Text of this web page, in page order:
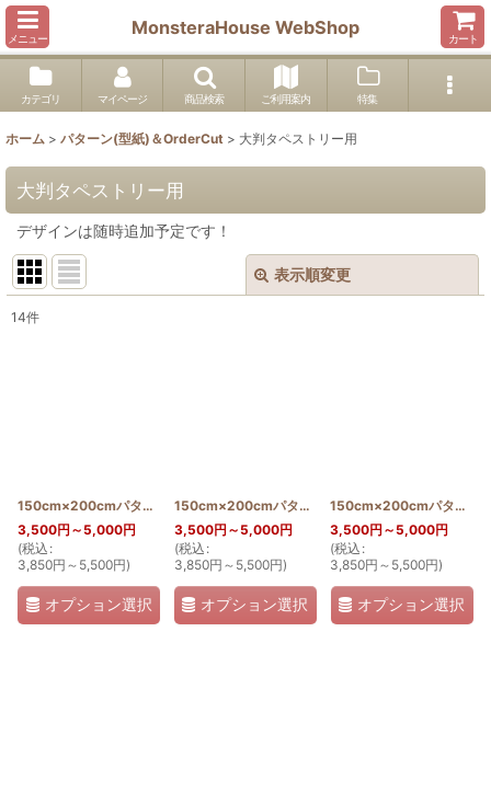
メニュー
MonsteraHouse WebShop
カート
カテゴリ マイページ 商品検索 ご利用案内 特集
ホーム > パターン(型紙)＆OrderCut > 大判タペストリー用
大判タペストリー用
デザインは随時追加予定です！
表示順変更
14件
150cm×200cmパターン(ロケラニ＆アンセリウム) [
3,500円 ～5,000円
(税込 :
3,850円 ～5,500円)
オプション選択
150cm×200cmパターン(ホワイトジンジャーとヘリコニアとシェルジンジャー)
3,500円 ～5,000円
(税込 :
3,850円 ～5,500円)
オプション選択
150cm×200cmパターン(マンゴーとヤシとプルメリア)
3,500円 ～5,000円
(税込 :
3,850円 ～5,500円)
オプション選択